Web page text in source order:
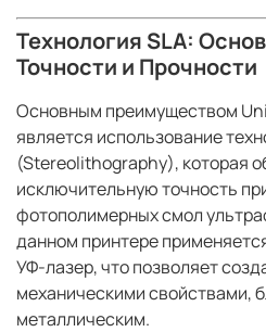
Технология SLA:
Точности и Прочности
Основным преимуществом
является использование
(Stereolithography), которая
исключительную точность
фотополимерных смол
данном принтере
УФ-лазер, что позволяет
механическими свойствами,
металлическим.